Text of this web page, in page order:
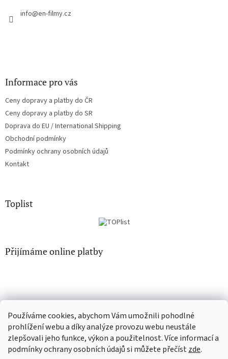
Používáme cookies, abychom Vám umožnili pohodlné
prohlížení webu a díky analýze provozu webu neustále
zlepšovali jeho funkce, výkon a použitelnost. Více informací a
podmínky ochrany osobních údajů si můžete přečístzde.
info@en-filmy.cz
Informace pro vás
Ceny dopravy a platby do ČR
Ceny dopravy a platby do SR
Doprava do EU / International Shipping
Obchodní podmínky
Podmínky ochrany osobních údajů
Kontakt
Toplist
Přijímáme online platby
CD-Soundtrack.cz CD-hudba.cz